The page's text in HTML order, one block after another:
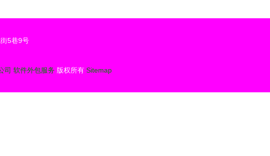
5巷9号
司 软件外包服务 版权所有 Sitemap